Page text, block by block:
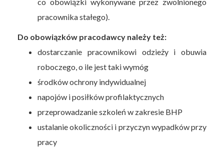
pracownika stałego).
Do obowiązków pracodawcy należy też:
dostarczanie pracownikowi odzieży i obuwia
roboczego, o ile jest taki wymóg
środków ochrony indywidualnej
napojów i posiłków profilaktycznych
przeprowadzanie szkoleń w zakresie BHP
ustalanie okoliczności i przyczyn wypadków przy
pracy